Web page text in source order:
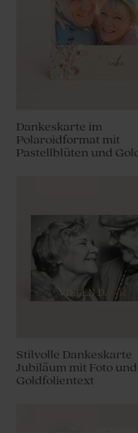
Dankeskarte im
Polaroidformat mit
Pastellblüten und
Stilvolle Dankeskarte
Jubiläum mit Foto und
Goldfolientext